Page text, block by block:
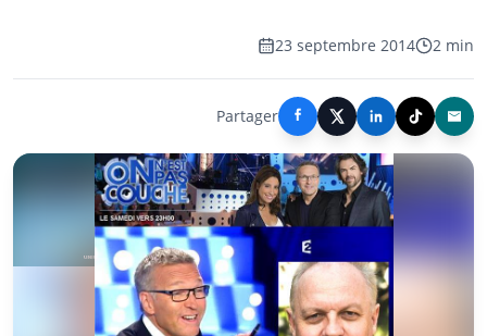
23 septembre 2014 2 min
Partager